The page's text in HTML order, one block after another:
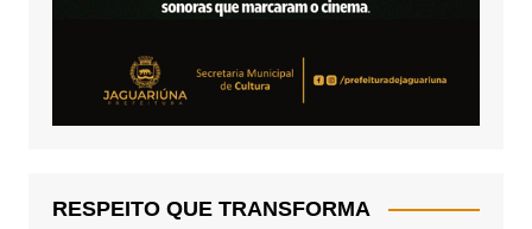
RESPEITO QUE TRANSFORMA